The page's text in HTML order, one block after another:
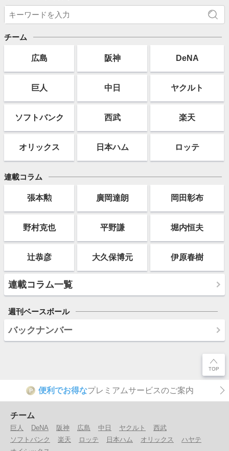
チーム
広島 阪神 DeNA
巨人 中日 ヤクルト
ソフトバンク 西武 楽天
オリックス 日本ハム ロッテ
連載コラム
張本勲 廣岡達朗 岡田彰布
野村克也 平野謙 堀内恒夫
辻恭彦 大久保博元 伊原春樹
連載コラム一覧
週刊ベースボール
バックナンバー
P 便利でお得なプレミアムサービスのご案内
チーム
巨人 DeNA 阪神 広島 中日 ヤクルト
西武
ソフトバンク
楽天 ロッテ 日本ハム オリックス
ハヤテ